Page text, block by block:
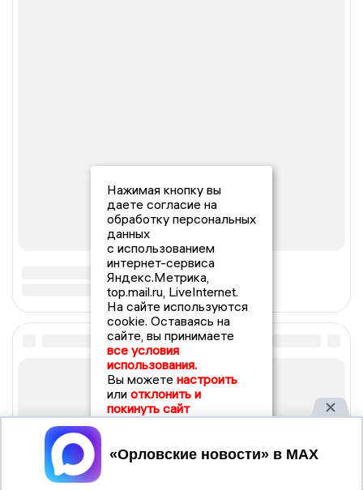
Нажимая кнопку вы
даете согласие на
обработку персональных
данных
с использованием
интернет-сервиса
Яндекс.Метрика,
top.mail.ru, LiveInternet.
На сайте используются
cookie. Оставаясь на
сайте, вы принимаете
все условия
использования.
Вы можете настроить
или отклонить и
покинуть сайт
Принять